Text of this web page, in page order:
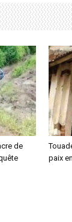
de
paix